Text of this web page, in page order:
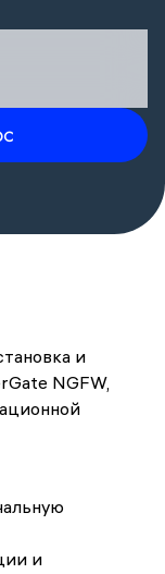
и
NGFW,
и